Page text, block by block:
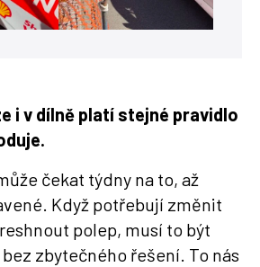
i v dílně platí stejné pravidlo
čekat týdny na to, až
Když potřebují změnit
polep, musí to být
zbytečného řešení. To nás